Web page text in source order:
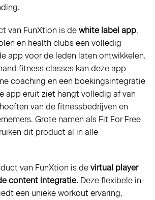
van FunXtion is dewhite label app,
en health clubs een volledig
app voor de leden laten ontwikkelen.
fitness classes kan deze app
coaching en een boekingsintegratie
app eruit ziet hangt volledig af van
van de fitnessbedrijven en
Grote namen als Fit For Free
dit product al in alle
van FunXtion is de virtual player
content integratie. Deze flexibele in-
een unieke workout ervaring,